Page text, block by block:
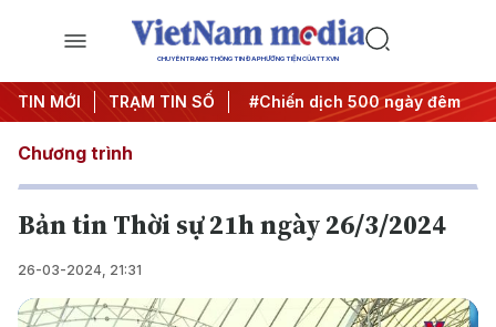
CHUYÊN TRANG THÔNG TIN ĐA PHƯƠNG TIỆN CỦA TTXVN
TIN MỚI TRẠM TIN SỐ
quyết thành hành động #Chiến dịch 500 ngày đêm
Chương trình
Bản tin Thời sự 21h ngày 26/3/2024
26-03-2024, 21:31